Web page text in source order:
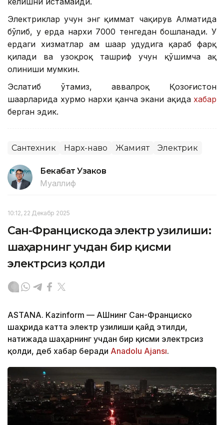
Электриклар учун энг қиммат чақирув Алматида
бўлиб, у ерда нархи 7000 тенгедан бошланади. У
ердаги хизматлар ҳам шаҳар ҳудудига қараб фарқ
қилади ва узоқроқ ташриф учун қўшимча ҳақ
олиниши мумкин.
Эслатиб ўтамиз, аввалроқ Қозоғистон
шаҳарларида хурмо нархи қанча экани ҳақида хабар
берган эдик.
Сантехник Нарх-наво Жамият Электрик
Бекабат Узаков
Муаллиф
10:12, 22 Декабр 2025
Сан-Францискода электр узилиши:
шаҳарнинг учдан бир қисми
электрсиз қолди
ASTANA. Kazinform — АҚШнинг Сан-Франциско
шаҳрида катта электр узилиши қайд этилди,
натижада шаҳарнинг учдан бир қисми электрсиз
қолди, деб хабар беради Anadolu Ajansı.